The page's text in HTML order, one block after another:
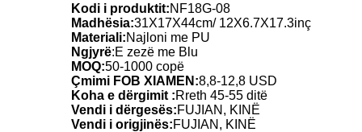
Kodi i produktit:NF18G-08
Madhësia:31X17X44cm/ 12X6.7X17.3inç
Materiali:Najloni me PU
Ngjyrë:E zezë me Blu
MOQ:50-1000 copë
Çmimi FOB XIAMEN:8,8-12,8 USD
Koha e dërgimit :Rreth 45-55 ditë
Vendi i dërgesës:FUJIAN, KINË
Vendi i origjinës:FUJIAN, KINË